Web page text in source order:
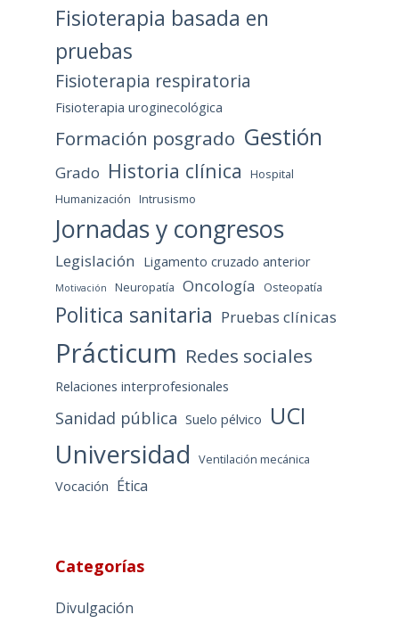
Fisioterapia basada en
pruebas
Fisioterapia respiratoria
Fisioterapia uroginecológica
Formación posgrado Gestión
Grado Historia clínica
Hospital
Humanización Intrusismo
Jornadas y congresos
Legislación Ligamento cruzado anterior
Motivación Neuropatía Oncología Osteopatía
Politica sanitaria Pruebas clínicas
Prácticum Redes sociales
Relaciones interprofesionales
Sanidad pública Suelo pélvico UCI
Universidad Ventilación mecánica
Vocación Ética
Categorías
Divulgación